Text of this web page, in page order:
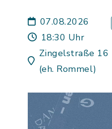
07.08.2026
18:30 Uhr
Zingelstraße 16
(eh. Rommel)